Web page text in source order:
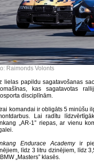
Raimonds Volonts
lielas papildu sagatavošanas
kas sagatavotas
disciplīnām.
komandai ir obligāts 5 minūšu
Lai radītu
„AR-1” riepas, ar vienu
Endurace Academyir
līdz 3 litru dzinējiem, līdz
„Masters” klasēs.